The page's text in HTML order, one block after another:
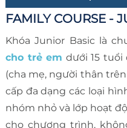
FAMILY COURSE -
Khóa Junior Basic là
cho trẻ em dưới 15
(cha mẹ, người thân
cấp đa dạng các loại
nhóm nhỏ và lớp hoạt
cho chương trình,